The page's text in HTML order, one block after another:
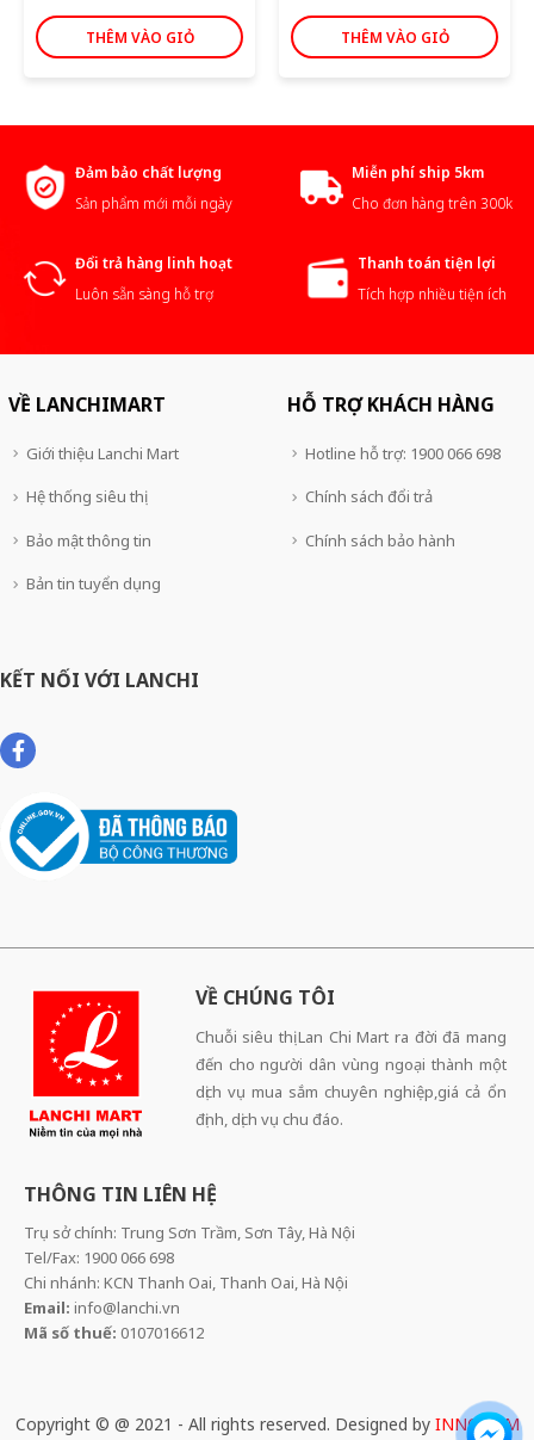
THÊM VÀO GIỎ THÊM VÀO GIỎ
Đảm bảo chất lượng
Sản phẩm mới mỗi ngày
Miễn phí ship 5km
Cho đơn hàng trên 300k
Đổi trả hàng linh hoạt
Luôn sẵn sàng hỗ trợ
Thanh toán tiện lợi
Tích hợp nhiều tiện ích
VỀ LANCHIMART
Giới thiệu Lanchi Mart
Hệ thống siêu thị
Bảo mật thông tin
Bản tin tuyển dụng
HỖ TRỢ KHÁCH HÀNG
Hotline hỗ trợ: 1900 066 698
Chính sách đổi trả
Chính sách bảo hành
KẾT NỐI VỚI LANCHI
VỀ CHÚNG TÔI
Chuỗi siêu thị Lan Chi Mart ra đời đã mang
đến cho người dân vùng ngoại thành một
dịch vụ mua sắm chuyên nghiệp,giá cả ổn
định, dịch vụ chu đáo.
THÔNG TIN LIÊN HỆ
Trụ sở chính: Trung Sơn Trầm, Sơn Tây, Hà Nội
Tel/Fax: 1900 066 698
Chi nhánh: KCN Thanh Oai, Thanh Oai, Hà Nội
Email: info@lanchi.vn
Mã số thuế: 0107016612
Copyright © @ 2021 - All rights reserved. Designed by INNOCOM